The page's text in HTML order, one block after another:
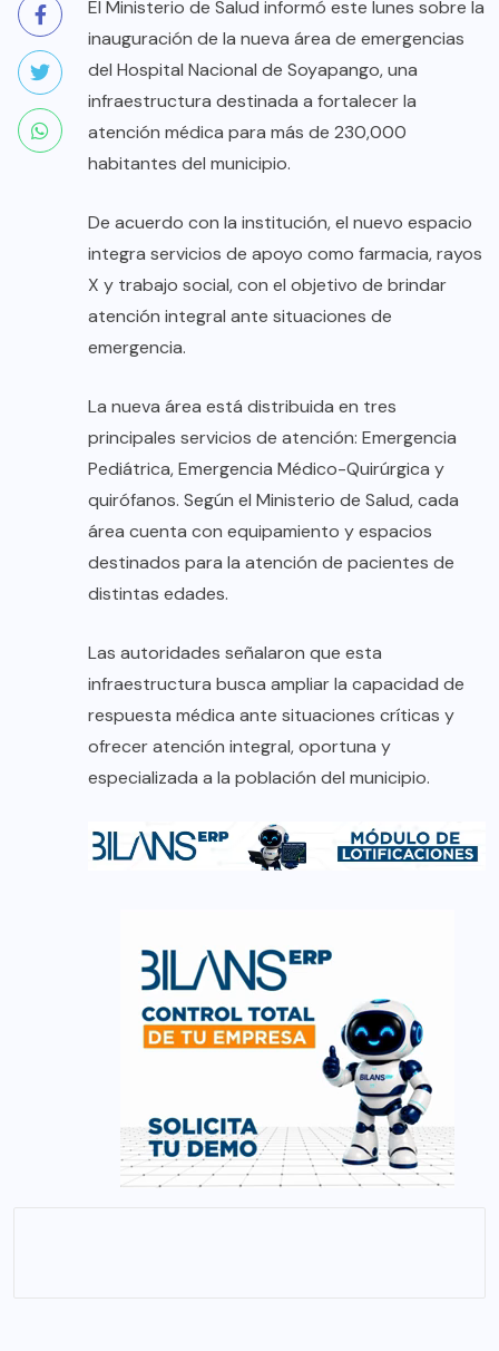
El Ministerio de Salud informó este lunes sobre la
inauguración de la nueva área de emergencias
del Hospital Nacional de Soyapango, una
infraestructura destinada a fortalecer la
atención médica para más de 230,000
habitantes del municipio.
De acuerdo con la institución, el nuevo espacio
integra servicios de apoyo como farmacia, rayos
X y trabajo social, con el objetivo de brindar
atención integral ante situaciones de
emergencia.
La nueva área está distribuida en tres
principales servicios de atención: Emergencia
Pediátrica, Emergencia Médico-Quirúrgica y
quirófanos. Según el Ministerio de Salud, cada
área cuenta con equipamiento y espacios
destinados para la atención de pacientes de
distintas edades.
Las autoridades señalaron que esta
infraestructura busca ampliar la capacidad de
respuesta médica ante situaciones críticas y
ofrecer atención integral, oportuna y
especializada a la población del municipio.